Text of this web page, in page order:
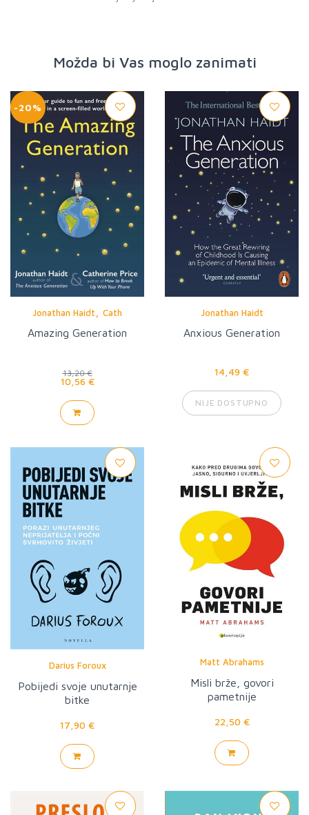
Možda bi Vas moglo zanimati
-20%
Jonathan Haidt Cath
Amazing Generation
13,20 €
10,56 €
Jonathan Haidt
Anxious Generation
14,49 €
NIJE DOSTUPNO
Darius Foroux
Pobijedi svoje unutarnje
bitke
17,90 €
Matt Abrahams
Misli brže, govori
pametnije
22,50 €